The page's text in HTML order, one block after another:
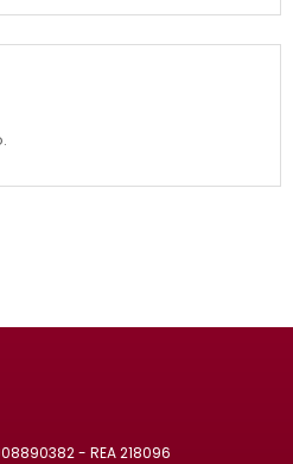
- REA 218096